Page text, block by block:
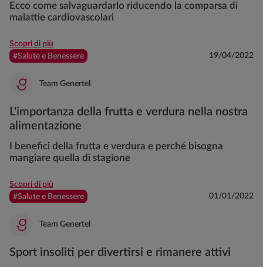
Ecco come salvaguardarlo riducendo la comparsa di
malattie cardiovascolari
Scopri di più
#Salute e Benessere
19/04/2022
Team Genertel
L'importanza della frutta e verdura nella nostra
alimentazione
I benefici della frutta e verdura e perché bisogna
mangiare quella di stagione
Scopri di più
#Salute e Benessere
01/01/2022
Team Genertel
Sport insoliti per divertirsi e rimanere attivi